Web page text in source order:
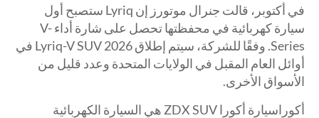
في أكتوبر، قالت جنرال موتورز إن Lyriq ستصبح أول
سيارة كهربائية في محفظتها تحصل على شارة أداء V-
Series. وفقًا للشركة، سيتم إطلاق Lyriq-V SUV 2026 في
أوائل العام المقبل في الولايات المتحدة وعدد قليل من
الأسواق الأخرى.
أكوراسيارة أكورا ZDX SUV هي السيارة الكهربائية